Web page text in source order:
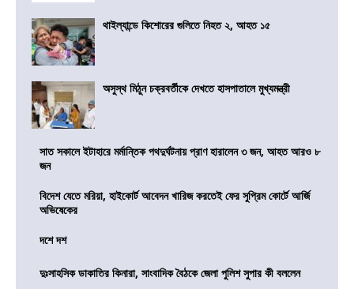
থাইল্যান্ডে কিশোরের গুলিতে নিহত ২, আহত ১৫
অসুস্থ মিঠুন চক্রবর্তীকে দেখতে হাসপাতালে মুখ্যমন্ত্রী
সাত সকালে ইটাহারে মর্মান্তিক পথদুর্ঘটনায় প্রাণ হারালেন ৩ জন, আহত আরও ৮
জন
বিদেশ যেতে মরিয়া, হাইকোর্ট আবেদন খারিজ করতেই ফের সুপ্রিম কোর্টে আর্জি
অভিষেকের
দশে দশ
দুঃসাহসিক ডাকাতির কিনারা, সাংবাদিক বৈঠকে জেলা পুলিশ সুপার কী বললেন